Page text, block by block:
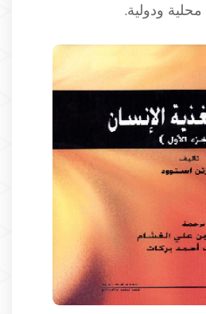
ودولية.